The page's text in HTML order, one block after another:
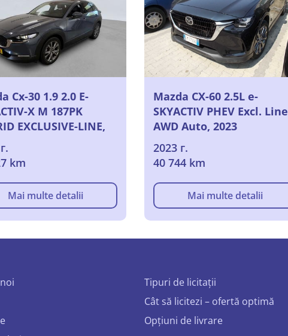
Cx-30 1.9 2.0 E-
X M 187PK
EXCLUSIVE-LINE,
km
Mai multe detalii
Mazda CX-60 2.5L e-
SKYACTIV PHEV Excl. Line
AWD Auto, 2023
2023 г.
40 744 km
Mai multe detalii
Tipuri de licitații
Cât să licitezi – ofertă optimă
Opțiuni de livrare